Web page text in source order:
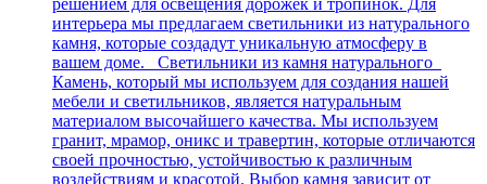
интерьера мы предлагаем светильники из натурального
камня, которые создадут уникальную атмосферу в
вашем доме. Светильники из камня натурального
Камень, который мы используем для создания нашей
мебели и светильников, является натуральным
материалом высочайшего качества. Мы используем
гранит, мрамор, оникс и травертин, которые отличаются
своей прочностью, устойчивостью к различным
воздействиям и красотой. Выбор камня зависит от